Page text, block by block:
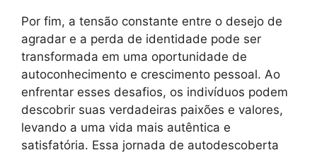
Por fim, a tensão constante entre o desejo de
agradar e a perda de identidade pode ser
transformada em uma oportunidade de
autoconhecimento e crescimento pessoal. Ao
enfrentar esses desafios, os indivíduos podem
descobrir suas verdadeiras paixões e valores,
levando a uma vida mais autêntica e
satisfatória. Essa jornada de autodescoberta